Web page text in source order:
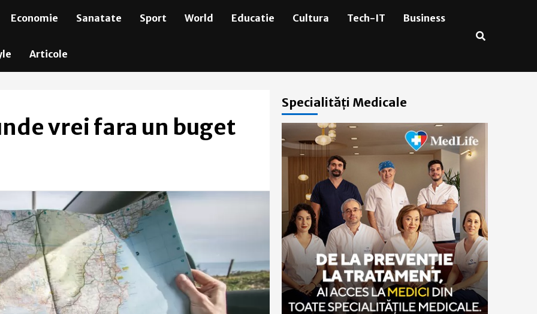
Economie Sanatate Sport World Educatie Cultura Tech-IT Business
Articole
vrei fara un buget
Specialități Medicale